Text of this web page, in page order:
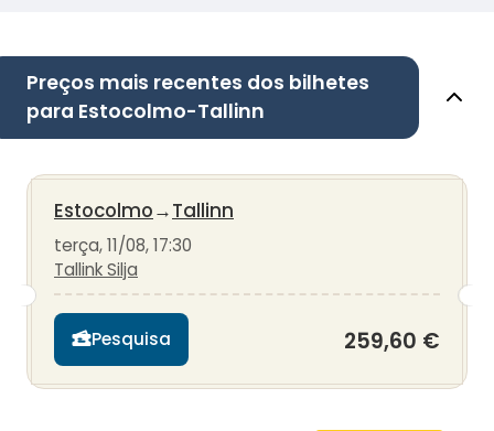
Preços mais recentes dos bilhetes
para Estocolmo-Tallinn
Estocolmo→Tallinn
terça, 11/08, 17:30
Tallink Silja
Pesquisa 259,60 €